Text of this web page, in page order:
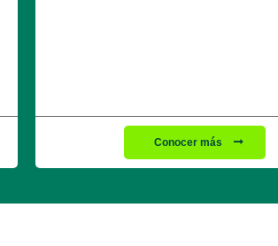
Conocer más